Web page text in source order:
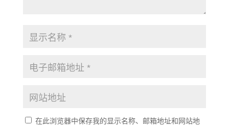
在此浏览器中保存我的显示名称、邮箱地址和网站地